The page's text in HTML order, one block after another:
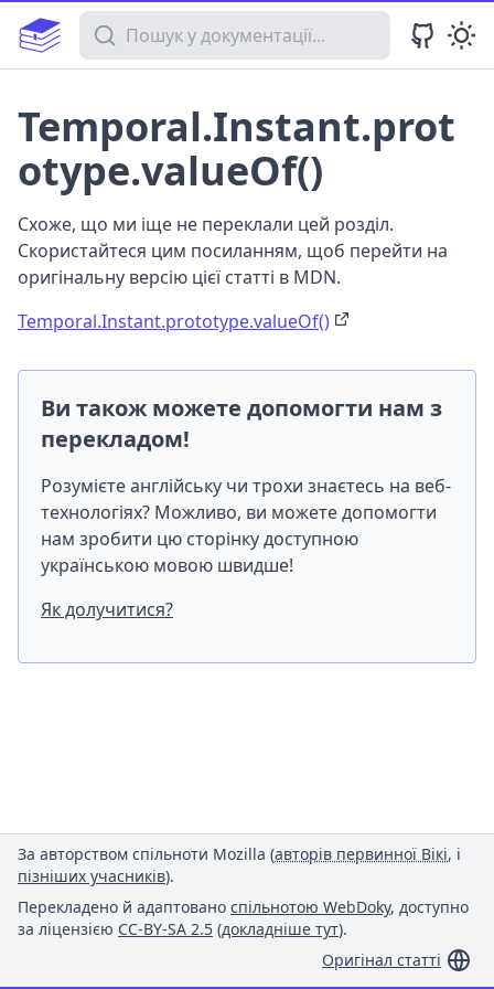
Пошук у документації
Temporal.Instant.prot
otype.valueOf()
Схоже, що ми іще не переклали цей розділ.
Скористайтеся цим посиланням, щоб перейти на
оригінальну версію цієї статті в MDN.
Temporal.Instant.prototype.valueOf()
Ви також можете допомогти нам з
перекладом!
Розумієте англійську чи трохи знаєтесь на веб-
технологіях? Можливо, ви можете допомогти
нам зробити цю сторінку доступною
українською мовою швидше!
Як долучитися?
За авторством спільноти Mozilla (авторів первинної Вікі, і
пізніших учасників).
Перекладено й адаптовано спільнотою WebDoky, доступно
за ліцензією CC-BY-SA 2.5 (докладніше тут).
Оригінал статті